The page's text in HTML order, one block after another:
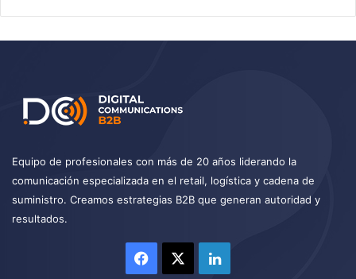
Equipo de profesionales con más de 20 años liderando la
comunicación especializada en el retail, logística y cadena de
suministro. Creamos estrategias B2B que generan autoridad y
resultados.
Facebook LinkedIn